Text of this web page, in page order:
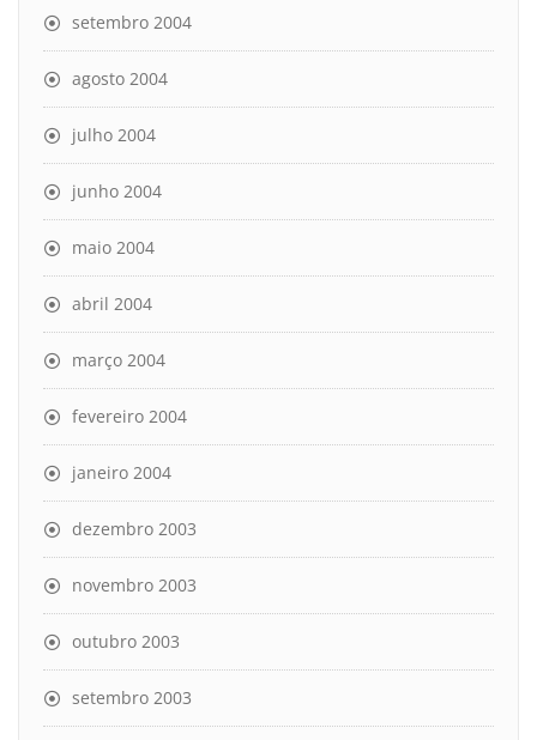
setembro 2004
agosto 2004
julho 2004
junho 2004
maio 2004
abril 2004
março 2004
fevereiro 2004
janeiro 2004
dezembro 2003
novembro 2003
outubro 2003
setembro 2003